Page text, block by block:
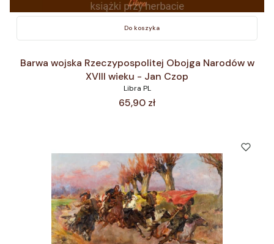
Do koszyka
Barwa wojska Rzeczypospolitej Obojga Narodów w
XVIII wieku - Jan Czop
Libra PL
Cena
65,90 zł